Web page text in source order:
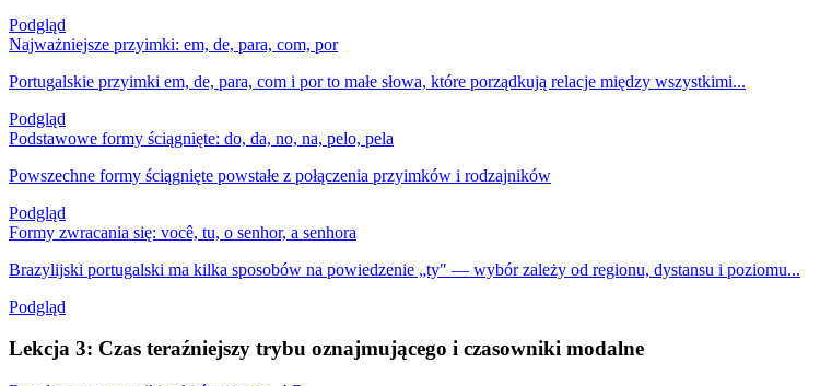
Podgląd
Najważniejsze przyimki: em, de, para, com, por
Portugalskie przyimki em, de, para, com i por to małe słowa, które porządkują relacje między wszystkimi...
Podgląd
Podstawowe formy ściągnięte: do, da, no, na, pelo, pela
Powszechne formy ściągnięte powstałe z połączenia przyimków i rodzajników
Podgląd
Formy zwracania się: você, tu, o senhor, a senhora
Brazylijski portugalski ma kilka sposobów na powiedzenie „ty" — wybór zależy od regionu, dystansu i poziomu...
Podgląd
Lekcja 3: Czas teraźniejszy trybu oznajmującego i czasowniki modalne